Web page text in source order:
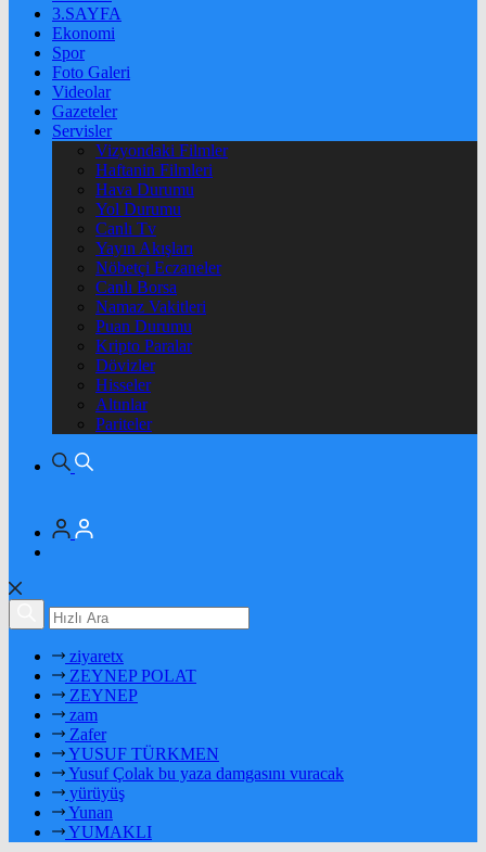
3.SAYFA
Ekonomi
Spor
Foto Galeri
Videolar
Gazeteler
Servisler
Vizyondaki Filmler
Haftanin Filmleri
Hava Durumu
Yol Durumu
Canlı Tv
Yayın Akışları
Nöbetçi Eczaneler
Canlı Borsa
Namaz Vakitleri
Puan Durumu
Kripto Paralar
Dövizler
Hisseler
Altınlar
Pariteler
ziyaretx
ZEYNEP POLAT
ZEYNEP
zam
Zafer
YUSUF TÜRKMEN
Yusuf Çolak bu yaza damgasını vuracak
yürüyüş
Yunan
YUMAKLI